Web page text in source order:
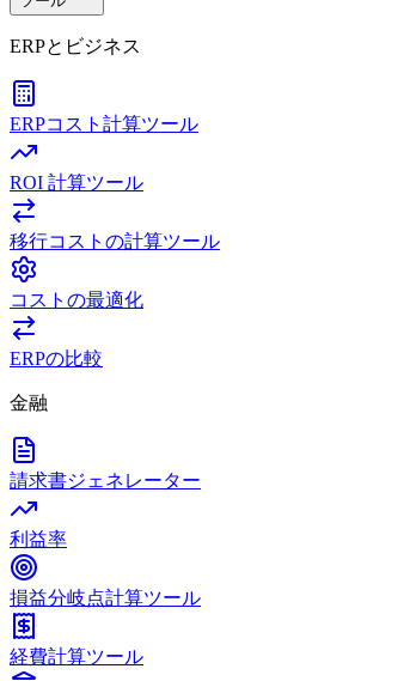
ERPとビジネス
ERPコスト計算ツール
ROI 計算ツール
移行コストの計算ツール
コストの最適化
ERPの比較
金融
請求書ジェネレーター
利益率
損益分岐点計算ツール
経費計算ツール